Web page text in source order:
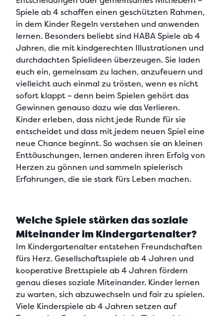
Spiele ab 4 schaffen einen geschützten Rahmen,
in dem Kinder Regeln verstehen und anwenden
lernen. Besonders beliebt sind HABA Spiele ab 4
Jahren, die mit kindgerechten Illustrationen und
durchdachten Spielideen überzeugen. Sie laden
euch ein, gemeinsam zu lachen, anzufeuern und
vielleicht auch einmal zu trösten, wenn es nicht
sofort klappt – denn beim Spielen gehört das
Gewinnen genauso dazu wie das Verlieren.
Kinder erleben, dass nicht jede Runde für sie
entscheidet und dass mit jedem neuen Spiel eine
neue Chance beginnt. So wachsen sie an kleinen
Enttäuschungen, lernen anderen ihren Erfolg von
Herzen zu gönnen und sammeln spielerisch
Erfahrungen, die sie stark fürs Leben machen.
Welche Spiele stärken das soziale
Miteinander im Kindergartenalter?
Im Kindergartenalter entstehen Freundschaften
fürs Herz. Gesellschaftsspiele ab 4 Jahren und
kooperative Brettspiele ab 4 Jahren fördern
genau dieses soziale Miteinander. Kinder lernen
zu warten, sich abzuwechseln und fair zu spielen.
Viele Kinderspiele ab 4 Jahren setzen auf